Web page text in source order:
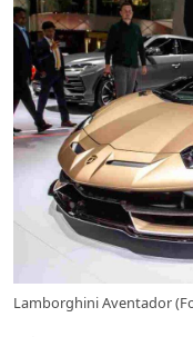
Lamborghini Aventador